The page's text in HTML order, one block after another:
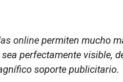
online permiten mucho
perfectamente visible,
soporte publicitario.